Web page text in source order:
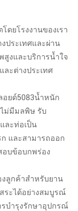
ดยโรงงานของเรา
ประเทศและผ่าน
งและบริการน้ำใจ
ละต่างประเทศ
อยด์5083น้ำหนัก
ม่มีมลพิษ รับ
ะท่อเป็น
ก และสามารถออก
อบข้อบกพร่อง
ลูกค้าสำหรับยาน
ระได้อย่างสมบูรณ์
บำรุงรักษาอุปกรณ์